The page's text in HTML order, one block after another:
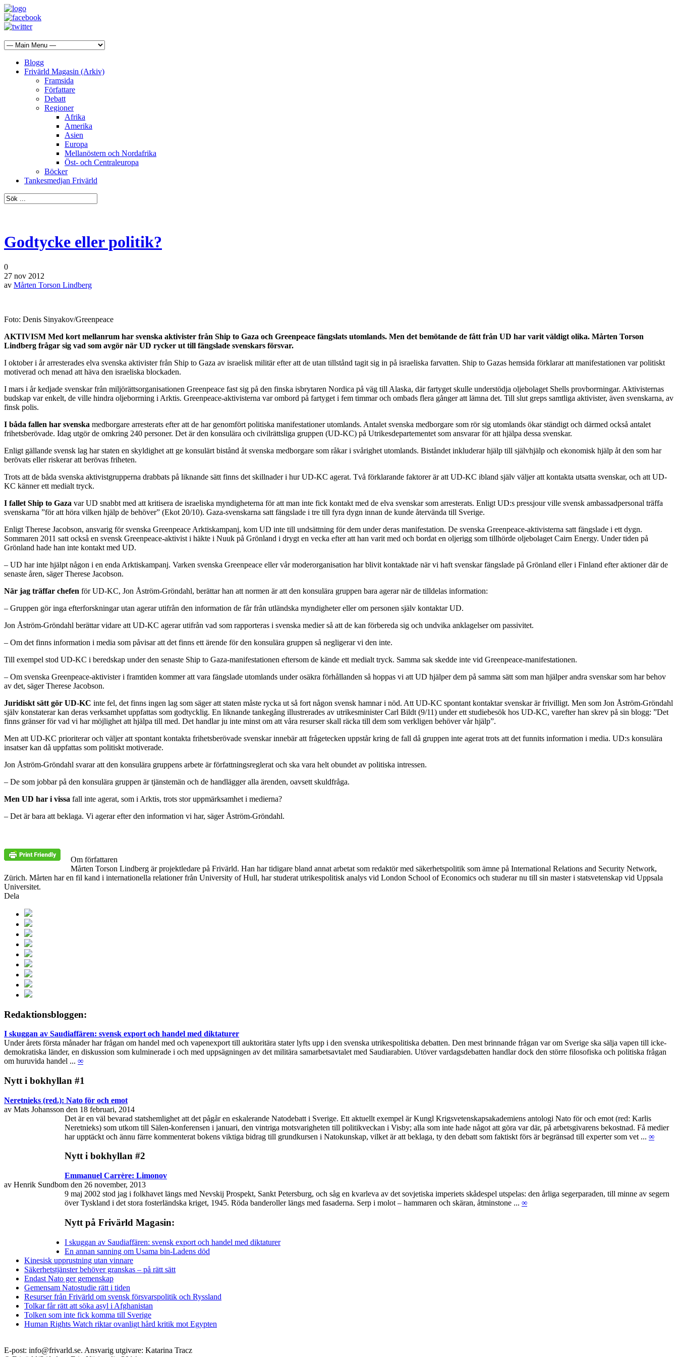
Blogg
Frivärld Magasin (Arkiv)
Framsida
Författare
Debatt
Regioner
Afrika
Amerika
Asien
Europa
Mellanöstern och Nordafrika
Öst- och Centraleuropa
Böcker
Tankesmedjan Frivärld
Godtycke eller politik?
0
27 nov 2012
av Mårten Torson Lindberg
Foto: Denis Sinyakov/Greenpeace
AKTIVISM Med kort mellanrum har svenska aktivister från Ship to Gaza och Greenpeace fängslats utomlands. Men det bemötande de fått från UD har varit väldigt olika. Mårten Torson
Lindberg frågar sig vad som avgör när UD rycker ut till fängslade svenskars försvar.
I oktober i år arresterades elva svenska aktivister från Ship to Gaza av israelisk militär efter att de utan tillstånd tagit sig in på israeliska farvatten. Ship to Gazas hemsida förklarar att manifestationen var politiskt
motiverad och menad att häva den israeliska blockaden.
I mars i år kedjade svenskar från miljörättsorganisationen Greenpeace fast sig på den finska isbrytaren Nordica på väg till Alaska, där fartyget skulle understödja oljebolaget Shells provborrningar. Aktivisternas
budskap var enkelt, de ville hindra oljeborrning i Arktis. Greenpeace-aktivisterna var ombord på fartyget i fem timmar och ombads flera gånger att lämna det. Till slut greps samtliga aktivister, även svenskarna, av
finsk polis.
I båda fallen har svenska medborgare arresterats efter att de har genomfört politiska manifestationer utomlands. Antalet svenska medborgare som rör sig utomlands ökar ständigt och därmed också antalet
frihetsberövade. Idag utgör de omkring 240 personer. Det är den konsulära och civilrättsliga gruppen (UD-KC) på Utrikesdepartementet som ansvarar för att hjälpa dessa svenskar.
Enligt gällande svensk lag har staten en skyldighet att ge konsulärt bistånd åt svenska medborgare som råkar i svårighet utomlands. Biståndet inkluderar hjälp till självhjälp och ekonomisk hjälp åt den som har
berövats eller riskerar att berövas friheten.
Trots att de båda svenska aktivistgrupperna drabbats på liknande sätt finns det skillnader i hur UD-KC agerat. Två förklarande faktorer är att UD-KC ibland själv väljer att kontakta utsatta svenskar, och att UD-
KC känner ett medialt tryck.
I fallet Ship to Gaza var UD snabbt med att kritisera de israeliska myndigheterna för att man inte fick kontakt med de elva svenskar som arresterats. Enligt UD:s pressjour ville svensk ambassadpersonal träffa
svenskarna ”för att höra vilken hjälp de behöver” (Ekot 20/10). Gaza-svenskarna satt fängslade i tre till fyra dygn innan de kunde återvända till Sverige.
Enligt Therese Jacobson, ansvarig för svenska Greenpeace Arktiskampanj, kom UD inte till undsättning för dem under deras manifestation. De svenska Greenpeace-aktivisterna satt fängslade i ett dygn.
Sommaren 2011 satt också en svensk Greenpeace-aktivist i häkte i Nuuk på Grönland i drygt en vecka efter att han varit med och bordat en oljerigg som tillhörde oljebolaget Cairn Energy. Under tiden på
Grönland hade han inte kontakt med UD.
– UD har inte hjälpt någon i en enda Arktiskampanj. Varken svenska Greenpeace eller vår moderorganisation har blivit kontaktade när vi haft svenskar fängslade på Grönland eller i Finland efter aktioner där de
senaste åren, säger Therese Jacobson.
När jag träffar chefen för UD-KC, Jon Åström-Gröndahl, berättar han att normen är att den konsulära gruppen bara agerar när de tilldelas information:
– Gruppen gör inga efterforskningar utan agerar utifrån den information de får från utländska myndigheter eller om personen själv kontaktar UD.
Jon Åström-Gröndahl berättar vidare att UD-KC agerar utifrån vad som rapporteras i svenska medier så att de kan förbereda sig och undvika anklagelser om passivitet.
– Om det finns information i media som påvisar att det finns ett ärende för den konsulära gruppen så negligerar vi den inte.
Till exempel stod UD-KC i beredskap under den senaste Ship to Gaza-manifestationen eftersom de kände ett medialt tryck. Samma sak skedde inte vid Greenpeace-manifestationen.
– Om svenska Greenpeace-aktivister i framtiden kommer att vara fängslade utomlands under osäkra förhållanden så hoppas vi att UD hjälper dem på samma sätt som man hjälper andra svenskar som har behov
av det, säger Therese Jacobson.
Juridiskt sätt gör UD-KC inte fel, det finns ingen lag som säger att staten måste rycka ut så fort någon svensk hamnar i nöd. Att UD-KC spontant kontaktar svenskar är frivilligt. Men som Jon Åström-Gröndahl
själv konstaterar kan deras verksamhet uppfattas som godtycklig. En liknande tankegång illustrerades av utrikesminister Carl Bildt (9/11) under ett studiebesök hos UD-KC, varefter han skrev på sin blogg: ”Det
finns gränser för vad vi har möjlighet att hjälpa till med. Det handlar ju inte minst om att våra resurser skall räcka till dem som verkligen behöver vår hjälp”.
Men att UD-KC prioriterar och väljer att spontant kontakta frihetsberövade svenskar innebär att frågetecken uppstår kring de fall då gruppen inte agerat trots att det funnits information i media. UD:s konsulära
insatser kan då uppfattas som politiskt motiverade.
Jon Åström-Gröndahl svarar att den konsulära gruppens arbete är författningsreglerat och ska vara helt obundet av politiska intressen.
– De som jobbar på den konsulära gruppen är tjänstemän och de handlägger alla ärenden, oavsett skuldfråga.
Men UD har i vissa fall inte agerat, som i Arktis, trots stor uppmärksamhet i medierna?
– Det är bara att beklaga. Vi agerar efter den information vi har, säger Åström-Gröndahl.
Om författaren
Mårten Torson Lindberg är projektledare på Frivärld. Han har tidigare bland annat arbetat som redaktör med säkerhetspolitik som ämne på International Relations and Security Network,
Zürich. Mårten har en fil kand i internationella relationer från University of Hull, har studerat utrikespolitisk analys vid London School of Economics och studerar nu till sin master i statsvetenskap vid Uppsala
Universitet.
Dela
Redaktionsbloggen:
I skuggan av Saudiaffären: svensk export och handel med diktaturer
Under årets första månader har frågan om handel med och vapenexport till auktoritära stater lyfts upp i den svenska utrikespolitiska debatten. Den mest brinnande frågan var om Sverige ska sälja vapen till icke-
demokratiska länder, en diskussion som kulminerade i och med uppsägningen av det militära samarbetsavtalet med Saudiarabien. Utöver vardagsdebatten handlar dock den större filosofiska och politiska frågan
om huruvida handel ... ∞
Nytt i bokhyllan #1
Neretnieks (red.): Nato för och emot
av Mats Johansson den 18 februari, 2014
Det är en väl bevarad statshemlighet att det pågår en eskalerande Natodebatt i Sverige. Ett aktuellt exempel är Kungl Krigsvetenskapsakademiens antologi Nato för och emot (red: Karlis
Neretnieks) som utkom till Sälen-konferensen i januari, den vintriga motsvarigheten till politikveckan i Visby; alla som inte hade något att göra var där, på arbetsgivarens bekostnad. Få medier
har upptäckt och ännu färre kommenterat bokens viktiga bidrag till grundkursen i Natokunskap, vilket är att beklaga, ty den debatt som faktiskt förs är begränsad till experter som vet ... ∞
Nytt i bokhyllan #2
Emmanuel Carrère: Limonov
av Henrik Sundbom den 26 november, 2013
9 maj 2002 stod jag i folkhavet längs med Nevskij Prospekt, Sankt Petersburg, och såg en kvarleva av det sovjetiska imperiets skådespel utspelas: den årliga segerparaden, till minne av segern
över Tyskland i det stora fosterländska kriget, 1945. Röda banderoller längs med fasaderna. Serp i molot – hammaren och skäran, åtminstone ... ∞
Nytt på Frivärld Magasin:
I skuggan av Saudiaffären: svensk export och handel med diktaturer
En annan sanning om Usama bin-Ladens död
Kinesisk upprustning utan vinnare
Säkerhetstjänster behöver granskas – på rätt sätt
Endast Nato ger gemenskap
Gemensam Natostudie rätt i tiden
Resurser från Frivärld om svensk försvarspolitik och Ryssland
Tolkar får rätt att söka asyl i Afghanistan
Tolken som inte fick komma till Sverige
Human Rights Watch riktar ovanligt hård kritik mot Egypten
E-post: info@frivarld.se. Ansvarig utgivare: Katarina Tracz